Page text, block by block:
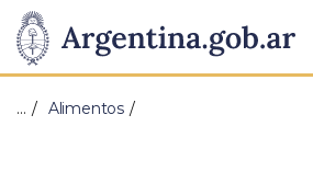
Presidencia
de
Pasar al contenido principal
… Alimentos